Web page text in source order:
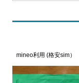
mineo利用 (格安sim）